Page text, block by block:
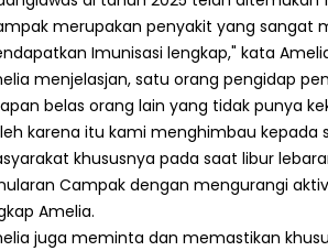
merupakan penyakit yang sangat
Imunisasi lengkap," kata
menjelasjan, satu orang pengidap
belas orang lain yang tidak punya
karena itu kami menghimbau kepada
khususnya pada saat libur
Campak dengan mengurangi
Amelia.
juga meminta dan memastikan